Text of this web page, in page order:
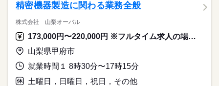
精密機器製造に関わる業務全般
株式会社 山梨オーバル
173,000円〜220,000円 ※フルタイム求人の場合は月額（換算額）、パート求人の場合は時間額を表示しています。
山梨県甲府市
就業時間１ 8時30分〜17時15分
土曜日，日曜日，祝日，その他